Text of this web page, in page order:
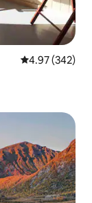
Calificación
4.97 (342)